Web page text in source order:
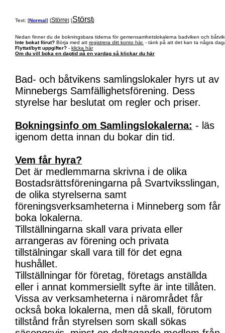
Text: [Normal] [Större] [Störst]
Nedan finner du de bokningsbara tiderna för gemensamhetslokalerna badviken och
Inte bokat förut? Börja med att registrera ditt konto här. - tänk på att det kan ta några
Flyttat/bytt uppgifter? - klicka här
Om du vill boka en dagtid på en vardag så klickar du här
Bad- och båtvikens samlingslokaler hyrs ut av
Minnebergs Samfällighetsförening. Dess
styrelse har beslutat om regler och priser.
Bokningsinfo om Samlingslokalerna: - läs
igenom detta innan du bokar din tid.
Vem får hyra?
Det är medlemmarna skrivna i de olika
Bostadsrättsföreningarna på Svartviksslingan,
de olika styrelserna samt
föreningsverksamheterna i Minneberg som får
boka lokalerna.
Tillställningarna skall vara privata eller
arrangeras av förening och privata
tillstälningar skall vara till för det egna
hushållet.
Tillställningar för företag, företags anställda
eller i annat kommersiellt syfte är inte tillåten.
Vissa av verksamheterna i närområdet får
också boka lokalerna, men då skall, förutom
tillstånd från styrelsen som skall sökas